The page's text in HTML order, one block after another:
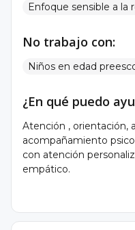
Enfoque sensible a la
No trabajo con:
Niños en edad
¿En qué puedo
Atención , orientación,
acompañamiento
con atención
empático.